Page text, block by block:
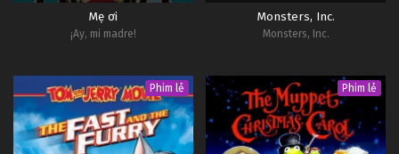
Mẹ ơi
¡Ay, mi madre!
Monsters, Inc.
Monsters, Inc.
Phim lẻ Phim lẻ